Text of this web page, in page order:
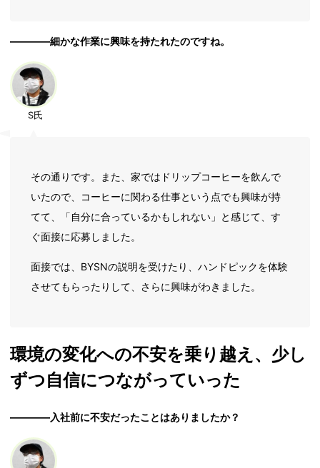
――――細かな作業に興味を持たれたのですね。
S氏
その通りです。また、家ではドリップコーヒーを飲んで
いたので、コーヒーに関わる仕事という点でも興味が持
てて、「自分に合っているかもしれない」と感じて、す
ぐ面接に応募しました。
面接では、BYSNの説明を受けたり、ハンドピックを体験
させてもらったりして、さらに興味がわきました。
環境の変化への不安を乗り越え、少し
ずつ自信につながっていった
――――入社前に不安だったことはありましたか？